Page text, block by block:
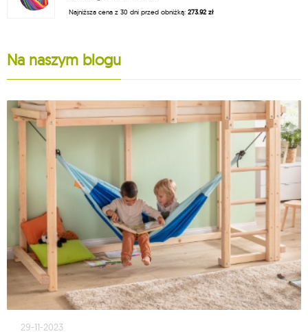
Najniższa cena z 30 dni przed obniżką: 273.92 zł
Na naszym blogu
29-11-2023